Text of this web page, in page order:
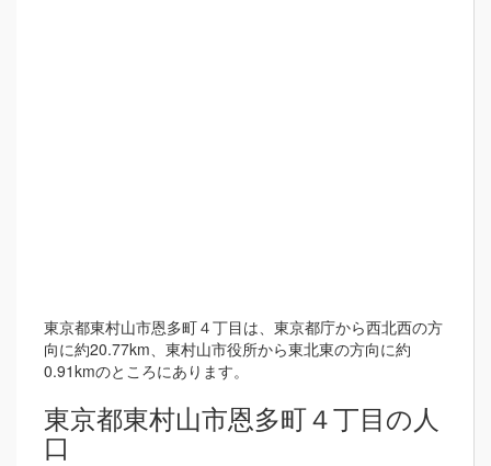
東京都東村山市恩多町４丁目は、東京都庁から西北西の方
向に約20.77km、東村山市役所から東北東の方向に約
0.91kmのところにあります。
東京都東村山市恩多町４丁目の人
口